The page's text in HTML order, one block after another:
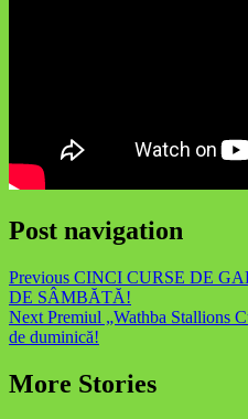
Post navigation
Previous CINCI CURSE DE
DE SÂMBĂTĂ!
Next Premiul „Wathba Stallions
de duminică!
More Stories